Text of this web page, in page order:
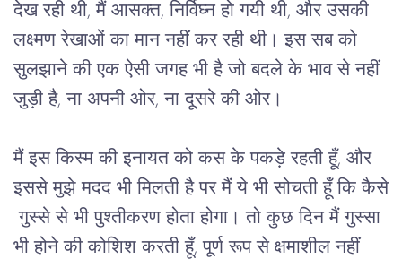
देख रही थी, मैं आसक्त, निर्विघ्न हो गयी थी, और उसकी
लक्ष्मण रेखाओं का मान नहीं कर रही थी। इस सब को
सुलझाने की एक ऐसी जगह भी है जो बदले के भाव से नहीं
जुड़ी है, ना अपनी ओर, ना दूसरे की ओर।
मैं इस किस्म की इनायत को कस के पकड़े रहती हूँ, और
इससे मुझे मदद भी मिलती है पर मैं ये भी सोचती हूँ कि कैसे
गुस्से से भी पुश्तीकरण होता होगा। तो कुछ दिन मैं गुस्सा
भी होने की कोशिश करती हूँ, पूर्ण रूप से क्षमाशील नहीं